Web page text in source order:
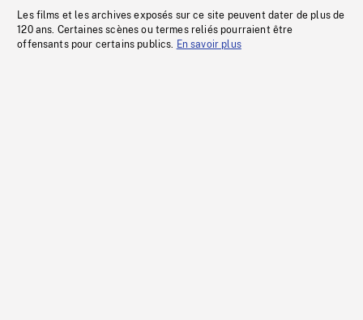
Les films et les archives exposés sur ce site peuvent dater de plus de
120 ans. Certaines scènes ou termes reliés pourraient être
offensants pour certains publics. En savoir plus